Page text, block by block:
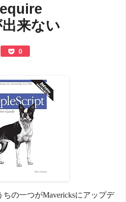
来ない
0
ちの一つがMavericksにアップデ